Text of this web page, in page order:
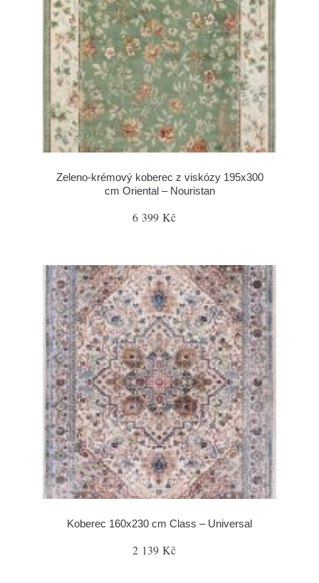
Zeleno-krémový koberec z viskózy 195x300
cm Oriental – Nouristan
6 399 Kč
Koberec 160x230 cm Class – Universal
2 139 Kč